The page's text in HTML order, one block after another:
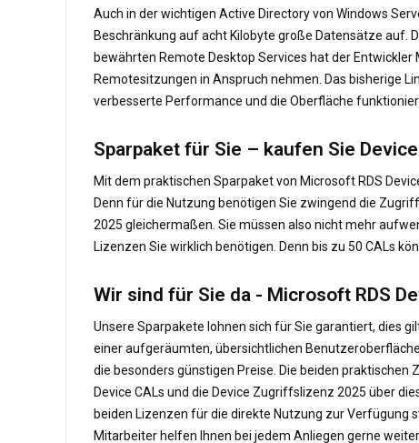
Auch in der wichtigen Active Directory von Windows
Beschränkung auf acht Kilobyte große Datensätze auf.
bewährten Remote Desktop Services hat der
Remotesitzungen in Anspruch nehmen. Das bisherige
verbesserte Performance und die Oberfläche
Sparpaket für Sie – kaufen Sie
Mit dem praktischen Sparpaket von Microsoft RDS
Denn für die Nutzung benötigen Sie zwingend die
2025 gleichermaßen. Sie müssen also nicht mehr
Lizenzen Sie wirklich benötigen. Denn bis zu 50 CALs
Wir sind für Sie da - Microsoft RDS
Unsere Sparpakete lohnen sich für Sie garantiert, dies
einer aufgeräumten, übersichtlichen
die besonders günstigen Preise. Die beiden
Device CALs und die Device Zugriffslizenz 2025 über
beiden Lizenzen für die direkte Nutzung zur Verfügung
Mitarbeiter helfen Ihnen bei jedem Anliegen gerne